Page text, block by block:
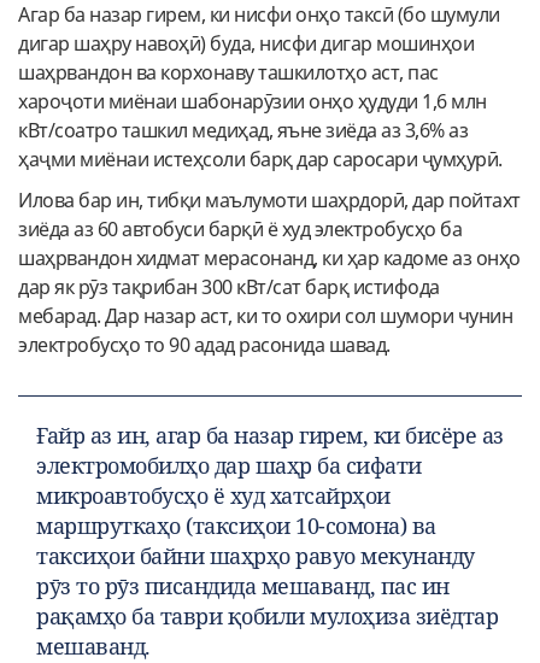
Агар ба назар гирем, ки нисфи онҳо таксӣ (бо шумули
дигар шаҳру навоҳӣ) буда, нисфи дигар мошинҳои
шаҳрвандон ва корхонаву ташкилотҳо аст, пас
хароҷоти миёнаи шабонарӯзии онҳо ҳудуди 1,6 млн
кВт/соатро ташкил медиҳад, яъне зиёда аз 3,6% аз
ҳаҷми миёнаи истеҳсоли барқ дар саросари ҷумҳурӣ.
Илова бар ин, тибқи маълумоти шаҳрдорӣ, дар пойтахт
зиёда аз 60 автобуси барқӣ ё худ электробусҳо ба
шаҳрвандон хидмат мерасонанд, ки ҳар кадоме аз онҳо
дар як рӯз тақрибан 300 кВт/сат барқ истифода
мебарад. Дар назар аст, ки то охири сол шумори чунин
электробусҳо то 90 адад расонида шавад.
Ғайр аз ин, агар ба назар гирем, ки бисёре аз
электромобилҳо дар шаҳр ба сифати
микроавтобусҳо ё худ хатсайрҳои
маршруткаҳо (таксиҳои 10-сомона) ва
таксиҳои байни шаҳрҳо равуо мекунанду
рӯз то рӯз писандида мешаванд, пас ин
рақамҳо ба таври қобили мулоҳиза зиёдтар
мешаванд.